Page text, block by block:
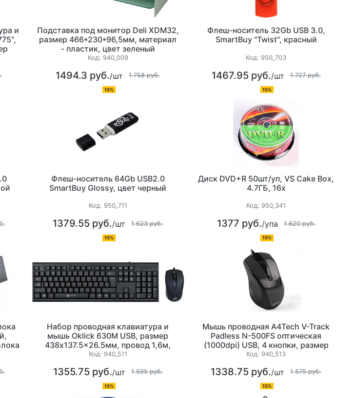
и
Подставка под монитор Deli XDM32,
размер 466*230*96,5мм, материал
- пластик, цвет зеленый
Код: 940_009
1494.3 руб./шт 1 758 руб.
15%
Флеш-носитель 32Gb USB 3.0,
SmartBuy "Twist", красный
Код: 950_703
1467.95 руб./шт 1 727 руб.
15%
Флеш-носитель 64Gb USB2.0
SmartBuy Glossy, цвет черный
Код: 950_711
1379.55 руб./шт 1 623 руб.
15%
Диск DVD+R 50шт/уп, VS Cake Box,
4.7ГБ, 16х
Код: 950_341
1377 руб./упа 1 620 руб.
15%
Набор проводная клавиатура и
мышь Oklick 630М USB, размер
438x137.5x26.5мм, провод 1,6м,
цвет черный
Код: 940_511
1355.75 руб./шт 1 595 руб.
15%
Мышь проводная A4Tech V-Track
Padless N-500FS оптическая
(1000dpi) USB, 4 кнопки, размер
67x37x104мм, длина провода 1,5м,
Код: 940_513
1338.75 руб./шт 1 575 руб.
15%